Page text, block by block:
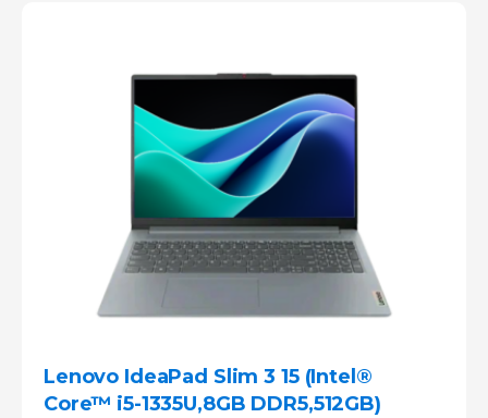
Lenovo IdeaPad Slim 3 15 (Intel®
Core™ i5-1335U,8GB DDR5,512GB)